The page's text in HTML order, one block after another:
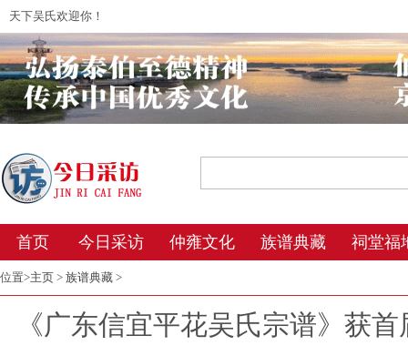
天下吴氏欢迎你！
2026年8月7日 15:02 星期五 农历丙午年(马
首页 今日采访 仲雍文化 族谱典藏 祠堂福
位置>主页 > 族谱典藏 >
《广东信宜平花吴氏宗谱》获